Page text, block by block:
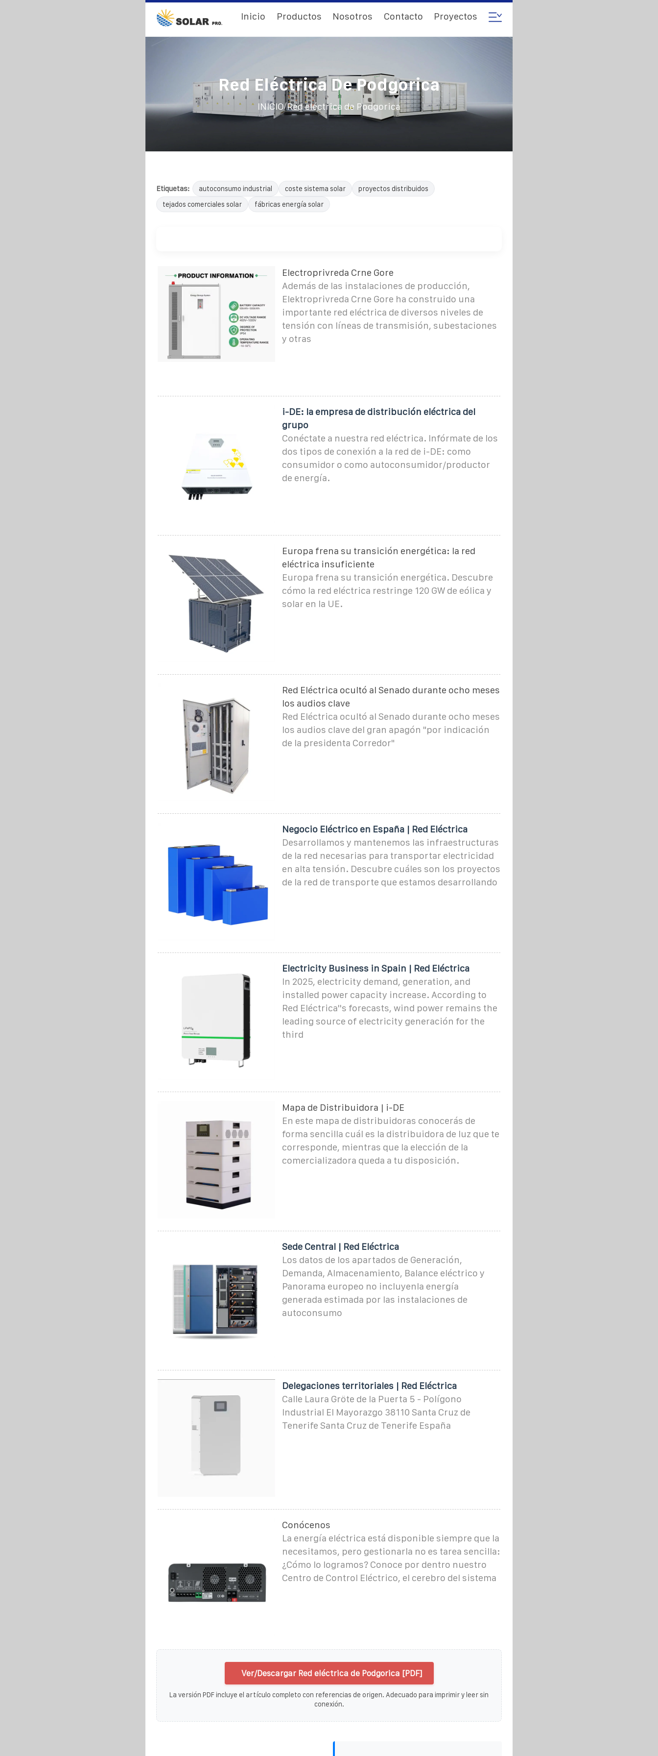
Inicio Productos Nosotros Contacto Proyectos
Red Eléctrica De Podgorica
INICIO/Red eléctrica de Podgorica
Etiquetas: autoconsumo industrial coste sistema solar
proyectos distribuidos
tejados comerciales solar
fábricas energía solar
Electroprivreda Crne Gore
Además de las instalaciones de producción,
Elektroprivreda Crne Gore ha construido una
importante red eléctrica de diversos niveles de
tensión con líneas de transmisión, subestaciones
y otras
i-DE: la empresa de distribución eléctrica del
grupo
Conéctate a nuestra red eléctrica. Infórmate de los
dos tipos de conexión a la red de i-DE: como
consumidor o como autoconsumidor/productor
de energía.
Europa frena su transición energética: la red
eléctrica insuficiente
Europa frena su transición energética. Descubre
cómo la red eléctrica restringe 120 GW de eólica y
solar en la UE.
Red Eléctrica ocultó al Senado durante ocho meses
los audios clave
Red Eléctrica ocultó al Senado durante ocho meses
los audios clave del gran apagón "por indicación
de la presidenta Corredor"
Negocio Eléctrico en España | Red Eléctrica
Desarrollamos y mantenemos las infraestructuras
de la red necesarias para transportar electricidad
en alta tensión. Descubre cuáles son los proyectos
de la red de transporte que estamos desarrollando
Electricity Business in Spain | Red Eléctrica
In 2025, electricity demand, generation, and
installed power capacity increase. According to
Red Eléctrica''s forecasts, wind power remains the
leading source of electricity generación for the
third
Mapa de Distribuidora | i-DE
En este mapa de distribuidoras conocerás de
forma sencilla cuál es la distribuidora de luz que te
corresponde, mientras que la elección de la
comercializadora queda a tu disposición.
Sede Central | Red Eléctrica
Los datos de los apartados de Generación,
Demanda, Almacenamiento, Balance eléctrico y
Panorama europeo no incluyenla energía
generada estimada por las instalaciones de
autoconsumo
Delegaciones territoriales | Red Eléctrica
Calle Laura Gröte de la Puerta 5 - Polígono
Industrial El Mayorazgo 38110 Santa Cruz de
Tenerife Santa Cruz de Tenerife España
Conócenos
La energía eléctrica está disponible siempre que la
necesitamos, pero gestionarla no es tarea sencilla:
¿Cómo lo logramos? Conoce por dentro nuestro
Centro de Control Eléctrico, el cerebro del sistema
Ver/Descargar Red eléctrica de Podgorica [PDF]
La versión PDF incluye el artículo completo con referencias de origen. Adecuado para imprimir y leer sin
conexión.